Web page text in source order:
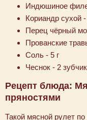
Индюшиное
Кориандр сухой -
Перец чёрный
Прованские
Соль - 5 г
Чеснок - 2
Рецепт блюда:
пряностями
Такой мясной рулет